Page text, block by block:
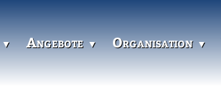
Angebote Organisation